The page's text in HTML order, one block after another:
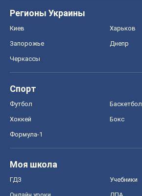
Регионы Украины
Киев Харьков
Запорожье Днепр
Черкассы
Спорт
Футбол Баскетбол
Хоккей Бокс
Формула-1
Моя школа
ГДЗ Учебники